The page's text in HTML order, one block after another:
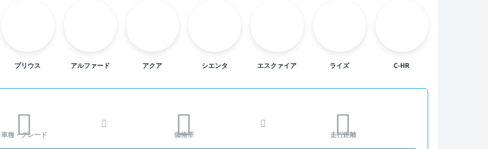
プリウス アルファード アクア シエンタ エスクァイア ライズ C-HR
車種・グレード 価格帯 走行距離